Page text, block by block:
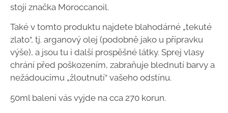
stojí značka Moroccanoil.
Také v tomto produktu najdete blahodárné „tekuté
zlato“, tj. arganový olej (podobně jako u přípravku
výše), a jsou tu i další prospěšné látky. Sprej vlasy
chrání před poškozením, zabraňuje blednutí barvy a
nežádoucímu „žloutnutí“ vašeho odstínu.
50ml balení vás vyjde na cca 270 korun.